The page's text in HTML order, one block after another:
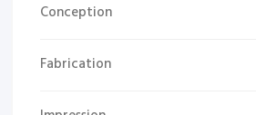
Conception
Fabrication